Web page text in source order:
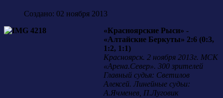
Создано: 02 ноября 2013
«Красноярские Рыси» -
«Алтайские Беркуты» 2:6 (0:3,
1:2, 1:1)
Красноярск. 2 ноября 2013г. МСК
«Арена.Север». 300 зрителей
Главный судья: Светилов
Алексей. Линейные судьи:
А.Ячменев, П.Луговик